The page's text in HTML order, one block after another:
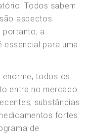
Todos sabem
aspectos
portanto, a
essencial para uma
enorme, todos os
entra no mercado.
substâncias
fortes
de